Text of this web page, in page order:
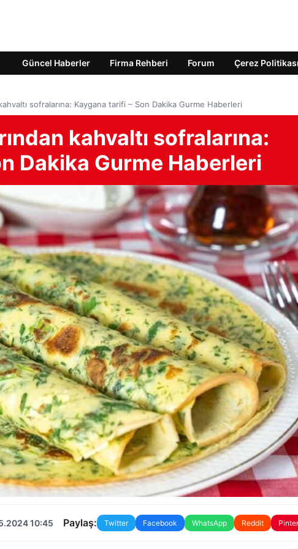
Güncel Haberler Firma Rehberi Forum Çerez Politikası
sofralarına: Kaygana tarifi – Son Dakika Gurme Haberleri
kahvaltı sofralarına:
Dakika Gurme Haberleri
10:45 Paylaş: Twitter Facebook WhatsApp Reddit